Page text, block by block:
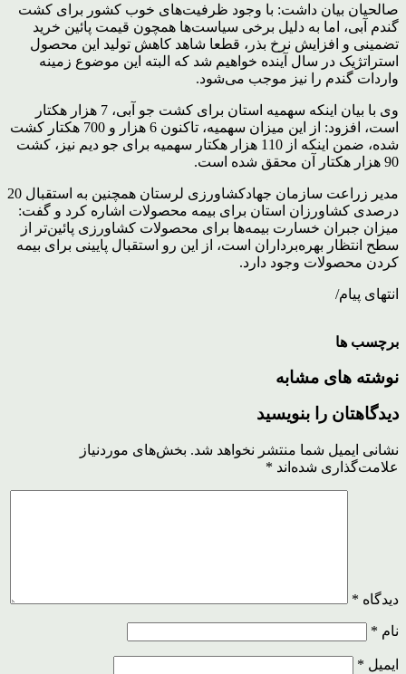
صالحیان بیان داشت: با وجود ظرفیت‌های خوب کشور برای کشت
گندم آبی، اما به دلیل برخی سیاست‌ها همچون قیمت پائین خرید
تضمینی و افزایش نرخ بذر، قطعا شاهد کاهش تولید این محصول
استراتژیک در سال آینده خواهیم شد که البته این موضوع زمینه
واردات گندم را نیز موجب می‌شود.
وی با بیان اینکه سهمیه استان برای کشت جو آبی، 7 هزار هکتار
است، افزود: از این میزان سهمیه، تاکنون 6 هزار و 700 هکتار کشت
شده، ضمن اینکه از 110 هزار هکتار سهمیه برای جو دیم نیز، کشت
90 هزار هکتار آن محقق شده است.
مدیر زراعت سازمان جهادکشاورزی لرستان همچنین به استقبال 20
درصدی کشاورزان استان برای بیمه محصولات اشاره کرد و گفت:
میزان جبران خسارت بیمه‌ها برای محصولات کشاورزی پائین‌تر از
سطح انتظار بهره‌برداران است، از این رو استقبال پایینی برای بیمه
کردن محصولات وجود دارد.
انتهای پیام/
برچسب ها
نوشته های مشابه
دیدگاهتان را بنویسید
نشانی ایمیل شما منتشر نخواهد شد. بخش‌های موردنیاز
علامت‌گذاری شده‌اند *
دیدگاه *
نام *
ایمیل *